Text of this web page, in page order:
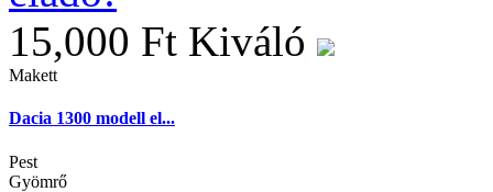
15,000 Ft Kiváló
Makett
Dacia 1300 modell el...
Pest
Gyömrő